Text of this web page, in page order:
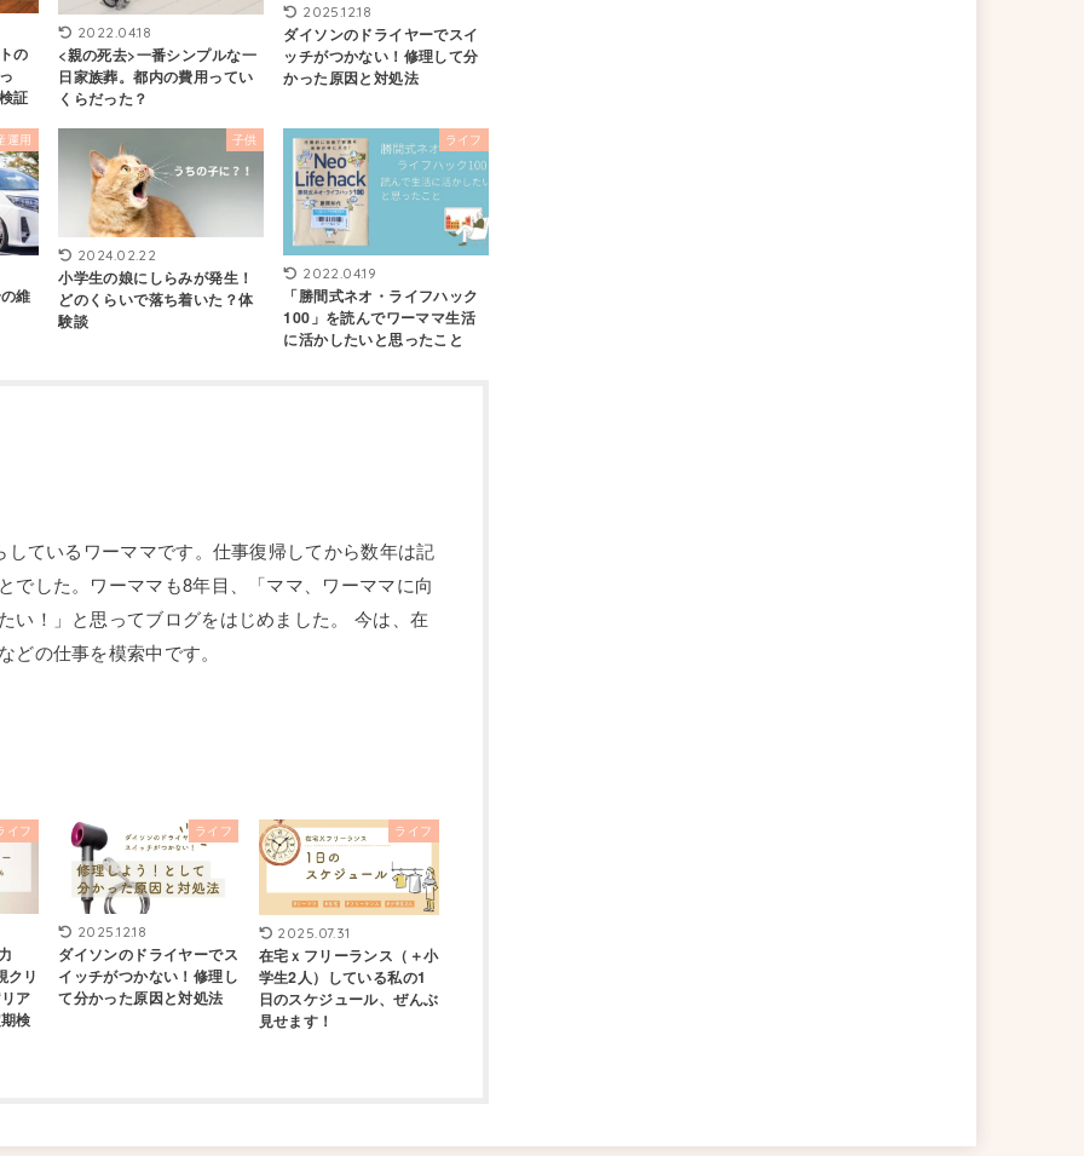
の
証
2022.04.18
<親の死去>一番シンプルな一
日家族葬。都内の費用ってい
くらだった？
2025.12.18
ダイソンのドライヤーでスイ
ッチがつかない！修理して分
かった原因と対処法
運用
維
子供
2024.02.22
小学生の娘にしらみが発生！
どのくらいで落ち着いた？体
験談
ライフ
2022.04.19
「勝間式ネオ・ライフハック
100」を読んでワーママ生活
に活かしたいと思ったこと
しているワーママです。仕事復帰してから数年は記
でした。ワーママも8年目、「ママ、ワーママに向
い！」と思ってブログをはじめました。 今は、在
どの仕事を模索中です。
イフ
クリ
ア
検
ライフ
2025.12.18
ダイソンのドライヤーでス
イッチがつかない！修理し
て分かった原因と対処法
ライフ
2025.07.31
在宅ｘフリーランス（＋小
学生2人）している私の1
日のスケジュール、ぜんぶ
見せます！